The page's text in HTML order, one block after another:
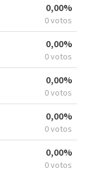
0,00%
0 votos
0,00%
0 votos
0,00%
0 votos
0,00%
0 votos
0,00%
0 votos